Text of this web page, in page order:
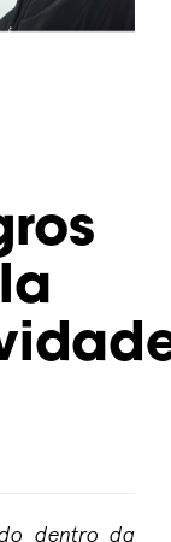
dentro da